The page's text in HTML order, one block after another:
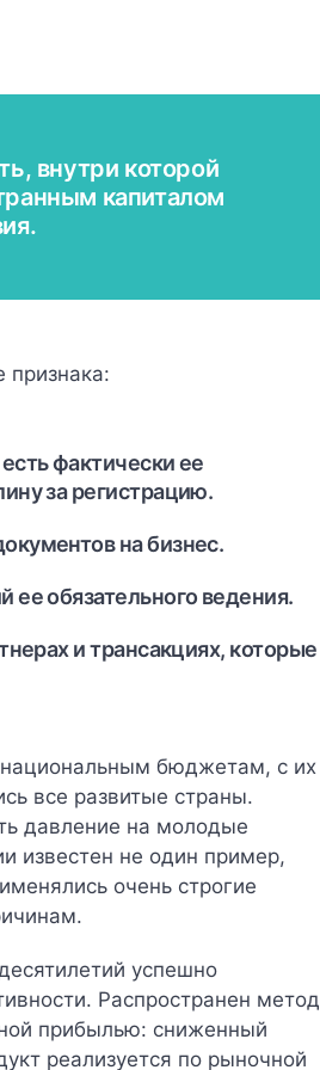
внутри которой
капиталом
признака:
фактически ее
за регистрацию.
на бизнес.
ее обязательного ведения.
и трансакциях, которые
бюджетам, с их
все развитые страны.
давление на молодые
известен не один пример,
очень строгие
успешно
Распространен метод
прибылью: сниженный
реализуется по рыночной